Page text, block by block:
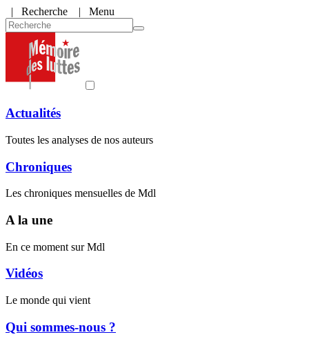
| Recherche | Menu
Actualités
Toutes les analyses de nos auteurs
Chroniques
Les chroniques mensuelles de Mdl
A la une
En ce moment sur Mdl
Vidéos
Le monde qui vient
Qui sommes-nous ?